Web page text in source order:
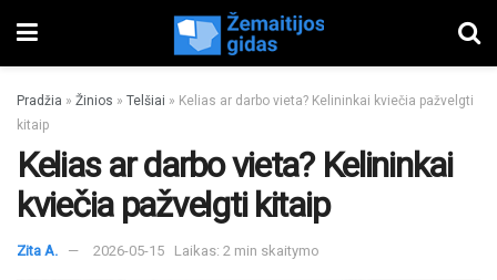
Pradžia » Žinios » Telšiai » Kelias ar darbo vieta? Kelininkai kviečia pažvelgti
kitaip
Kelias ar darbo vieta? Kelininkai
kviečia pažvelgti kitaip
Zita A. 2026-05-15 Laikas: 2 min skaitymo